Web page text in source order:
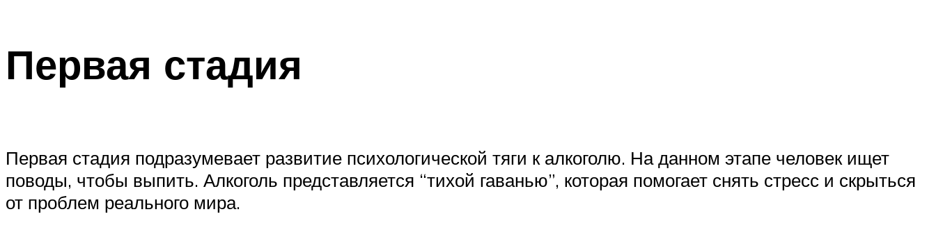
Первая стадия
Первая стадия подразумевает развитие психологической тяги к алкоголю. На данном этапе человек ищет
поводы, чтобы выпить. Алкоголь представляется “тихой гаванью”, которая помогает снять стресс и скрыться
от проблем реального мира.